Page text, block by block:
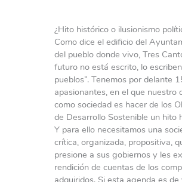
¿Hito histórico o ilusionismo
Como dice el edificio del
del pueblo donde vivo, Tres
futuro no está escrito, lo
pueblos”. Tenemos por delante
apasionantes, en el que nuestro
como sociedad es hacer de los
de Desarrollo Sostenible un hito
Y para ello necesitamos una
crítica, organizada, propositiva,
presione a sus gobiernos y les
rendición de cuentas de los